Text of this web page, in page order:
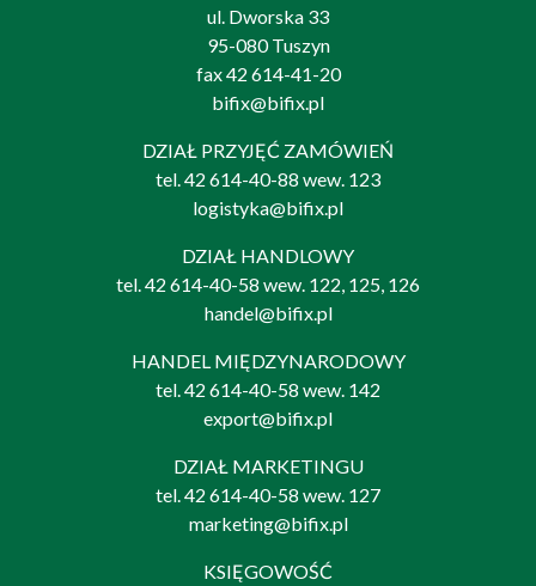
ul. Dworska 33
95-080 Tuszyn
fax 42 614-41-20
bifix@bifix.pl
DZIAŁ PRZYJĘĆ ZAMÓWIEŃ
tel.42 614-40-88 wew. 123
logistyka@bifix.pl
DZIAŁ HANDLOWY
tel.42 614-40-58 wew. 122, 125, 126
handel@bifix.pl
HANDEL MIĘDZYNARODOWY
tel.42 614-40-58 wew. 142
export@bifix.pl
DZIAŁ MARKETINGU
tel.42 614-40-58 wew. 127
marketing@bifix.pl
KSIĘGOWOŚĆ